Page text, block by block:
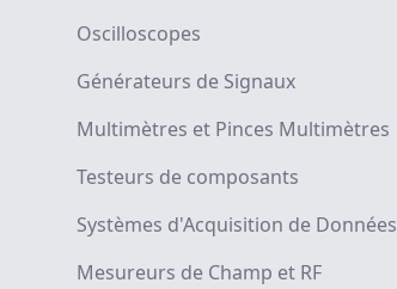
Oscilloscopes
Générateurs de Signaux
Multimètres et Pinces Multimètres
Testeurs de composants
Systèmes d'Acquisition de Données
Mesureurs de Champ et RF